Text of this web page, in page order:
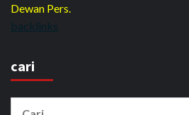
Dewan Pers.
backlinks
cari